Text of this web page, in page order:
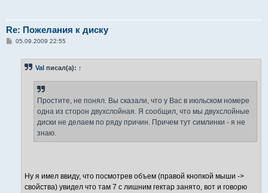
Re: Пожелания к диску
С05.09.2009 22:55
Val писал(а): ↑
Простите, не понял. Вы сказали, что у Вас в июльском номере
одна из сторон двухслойная. Я сообщил, что мы двухслойные
диски не делаем по ряду причин. Причем тут симлинки - я не
знаю.
Ну я имел ввиду, что посмотрев объем (правой кнопкой мыши ->
свойства) увидел что там 7 с лишним гектар занято, вот и говорю